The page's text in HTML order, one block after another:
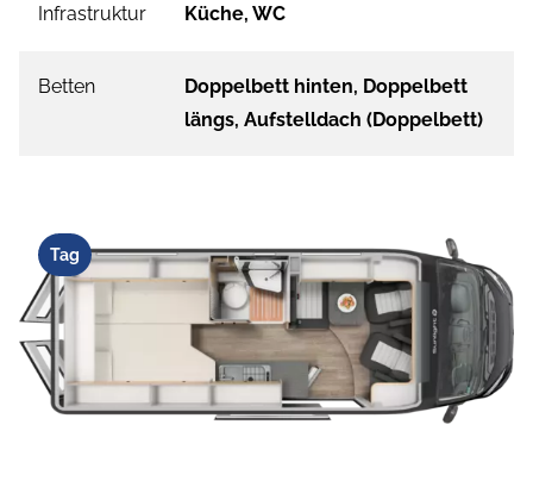
Infrastruktur Küche, WC
Betten
Doppelbett hinten, Doppelbett
längs, Aufstelldach (Doppelbett)
Tag